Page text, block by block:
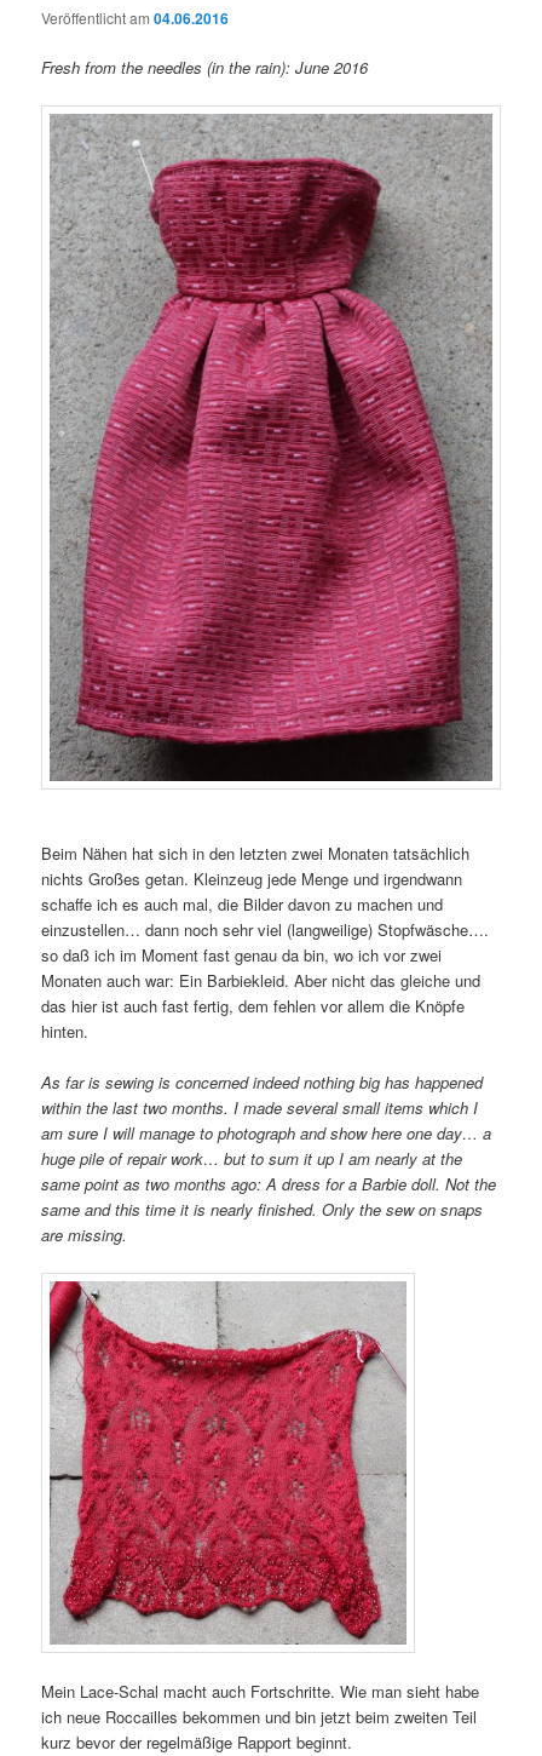
Veröffentlicht am04.06.2016
Fresh from the needles (in the rain): June 2016
Beim Nähen hat sich in den letzten zwei Monaten tatsächlich
nichts Großes getan. Kleinzeug jede Menge und irgendwann
schaffe ich es auch mal, die Bilder davon zu machen und
einzustellen… dann noch sehr viel (langweilige) Stopfwäsche….
so daß ich im Moment fast genau da bin, wo ich vor zwei
Monaten auch war: Ein Barbiekleid. Aber nicht das gleiche und
das hier ist auch fast fertig, dem fehlen vor allem die Knöpfe
hinten.
As far is sewing is concerned indeed nothing big has happened
within the last two months. I made several small items which I
am sure I will manage to photograph and show here one day… a
huge pile of repair work… but to sum it up I am nearly at the
same point as two months ago: A dress for a Barbie doll. Not the
same and this time it is nearly finished. Only the sew on snaps
are missing.
Mein Lace-Schal macht auch Fortschritte. Wie man sieht habe
ich neue Roccailles bekommen und bin jetzt beim zweiten Teil
kurz bevor der regelmäßige Rapport beginnt.